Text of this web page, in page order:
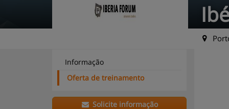
Informação
Oferta de treinamento
Solicite informação